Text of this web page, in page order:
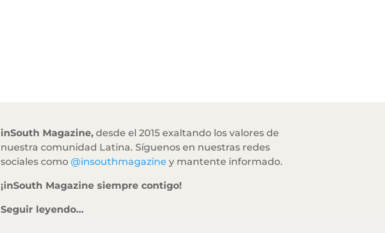
inSouth Magazine,desde el 2015 exaltando los valores de
nuestra comunidad Latina. Síguenos en nuestras redes
sociales como @insouthmagazine y mantente informado.
¡inSouth Magazine siempre contigo!
Seguir leyendo…